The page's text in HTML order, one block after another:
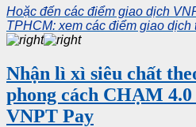
Hoặc đến các điểm giao dịch
TPHCM: xem các điểm giao dịch
Nhận lì xì siêu chất
phong cách CHẠM 4.0
VNPT Pay